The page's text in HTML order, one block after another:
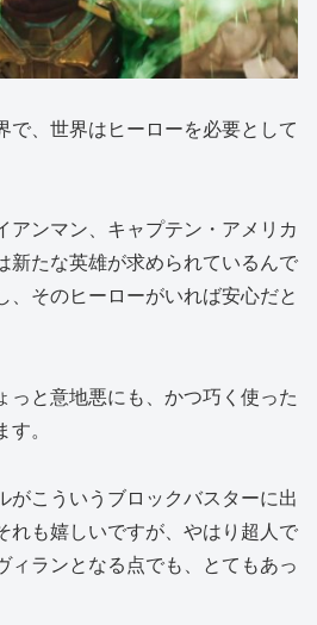
で、世界はヒーローを必要として
アンマン、キャプテン・アメリカ
新たな英雄が求められているんで
、そのヒーローがいれば安心だと
っと意地悪にも、かつ巧く使った
す。
がこういうブロックバスターに出
れも嬉しいですが、やはり超人で
ィランとなる点でも、とてもあっ